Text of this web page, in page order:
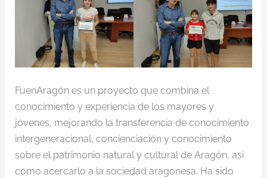
FuenAragón es un proyecto que combina el
conocimiento y experiencia de los mayores y
jóvenes, mejorando la transferencia de conocimiento
intergeneracional, concienciación y conocimiento
sobre el patrimonio natural y cultural de Aragón, así
como acercarlo a la sociedad aragonesa. Ha sido